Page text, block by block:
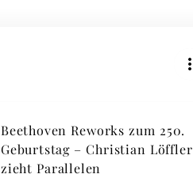
Beethoven Reworks zum 250.
Geburtstag – Christian Löffler
zieht Parallelen